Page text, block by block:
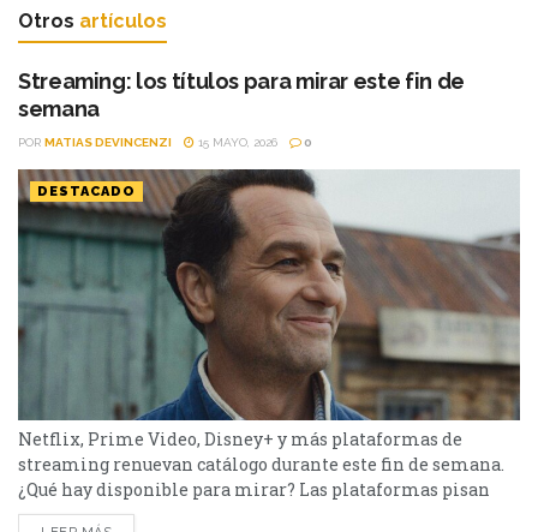
Otros artículos
Streaming: los títulos para mirar este fin de
semana
POR MATIAS DEVINCENZI 15 MAYO, 2026 0
DESTACADO
Netflix, Prime Video, Disney+ y más plataformas de
streaming renuevan catálogo durante este fin de semana.
¿Qué hay disponible para mirar? Las plataformas pisan
fuerte con una batería de lanzamientos. De Netflix a